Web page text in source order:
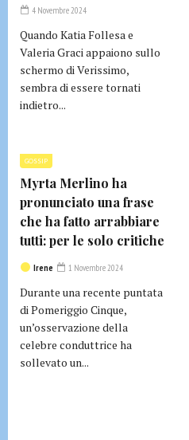
4 Novembre 2024
Quando Katia Follesa e
Valeria Graci appaiono sullo
schermo di Verissimo,
sembra di essere tornati
indietro...
GOSSIP
Myrta Merlino ha
pronunciato una frase
che ha fatto arrabbiare
tutti: per le solo critiche
Irene 1 Novembre 2024
Durante una recente puntata
di Pomeriggio Cinque,
un’osservazione della
celebre conduttrice ha
sollevato un...